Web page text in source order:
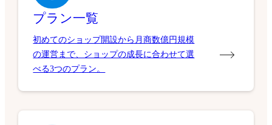
プラン一覧
初めてのショップ開設から月商数億円規模
の運営まで、ショップの成長に合わせて選
べる3つのプラン。